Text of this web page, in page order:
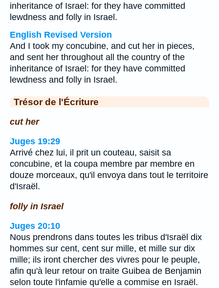
inheritance of Israel: for they have committed
lewdness and folly in Israel.
English Revised Version
And I took my concubine, and cut her in pieces,
and sent her throughout all the country of the
inheritance of Israel: for they have committed
lewdness and folly in Israel.
Trésor de l'Écriture
cut her
Juges 19:29
Arrivé chez lui, il prit un couteau, saisit sa
concubine, et la coupa membre par membre en
douze morceaux, qu'il envoya dans tout le territoire
d'Israël.
folly in Israel
Juges 20:10
Nous prendrons dans toutes les tribus d'Israël dix
hommes sur cent, cent sur mille, et mille sur dix
mille; ils iront chercher des vivres pour le peuple,
afin qu'à leur retour on traite Guibea de Benjamin
selon toute l'infamie qu'elle a commise en Israël.